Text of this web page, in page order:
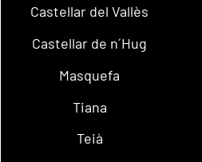
Castellar del Vallès
Castellar de n´Hug
Masquefa
Tiana
Teià